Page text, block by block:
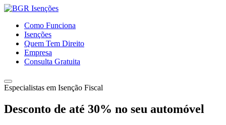
Como Funciona
Isenções
Quem Tem Direito
Empresa
Consulta Gratuita
Especialistas em Isenção Fiscal
Desconto de até 30% no seu automóvel